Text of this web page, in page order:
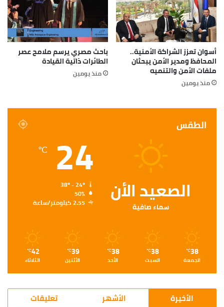
أسوان تعزز الشراكة الأمنية..
المحافظ ومدير الأمن يبحثان
ملفات الأمن والتنميه
منذ يومين
باحث مصري يرسم ملامح عصر
الطائرات ذاتية القيادة
منذ يومين
الطقس
الصعيد الأن
سماء صافية
24
℃
50%
2.55 كيلومتر/ساعة
38
℃
الجمعة
38
℃
السبت
38
℃
الأحد
39
℃
الأثنين
42
℃
الثلاثاء
الأخيرة الأشهر تعليقات